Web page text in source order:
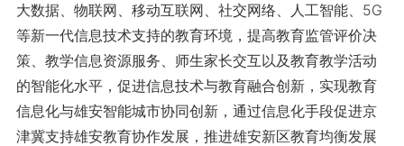
大数据、物联网、移动互联网、社交网络、人工智能、5G
等新一代信息技术支持的教育环境，提高教育监管评价决
策、教学信息资源服务、师生家长交互以及教育教学活动
的智能化水平，促进信息技术与教育融合创新，实现教育
信息化与雄安智能城市协同创新，通过信息化手段促进京
津冀支持雄安教育协作发展，推进雄安新区教育均衡发展